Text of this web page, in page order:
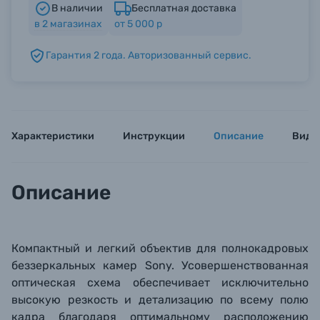
В наличии
в 2 магазинах
Бесплатная доставка
от 5 000 р
Гарантия 2 года. Авторизованный сервис.
Характеристики Инструкции Описание
Описание
Компактный и легкий объектив для полнокадровых
беззеркальных камер Sony. Усовершенствованная
оптическая схема обеспечивает исключительно
высокую резкость и детализацию по всему полю
кадра благодаря оптимальному расположению